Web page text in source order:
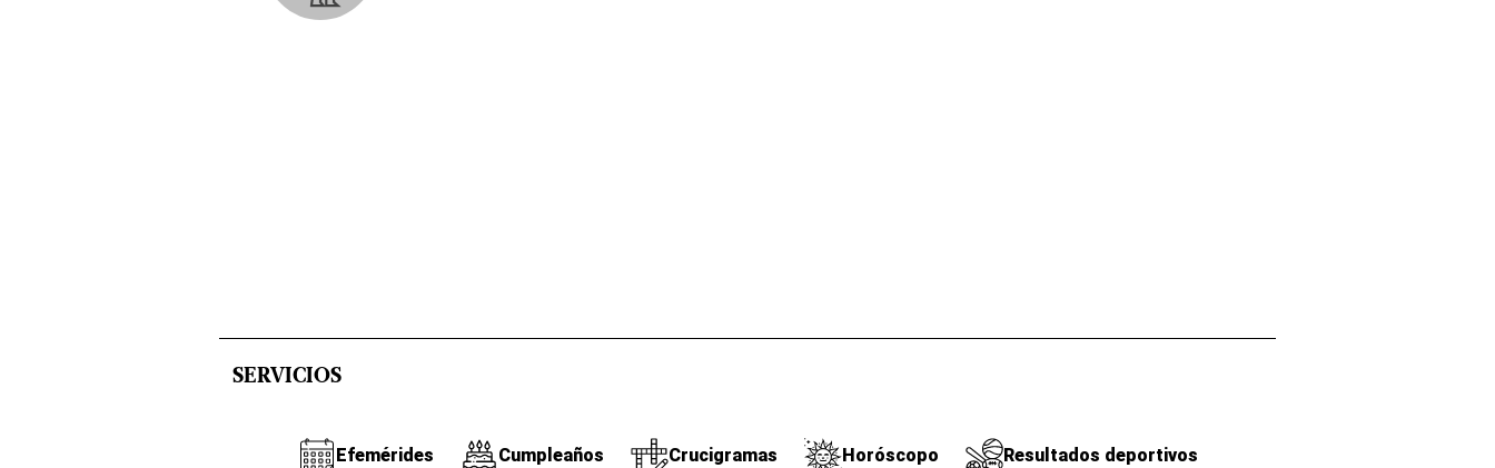
SERVICIOS
Efemérides Cumpleaños Crucigramas Horóscopo Resultados deportivos